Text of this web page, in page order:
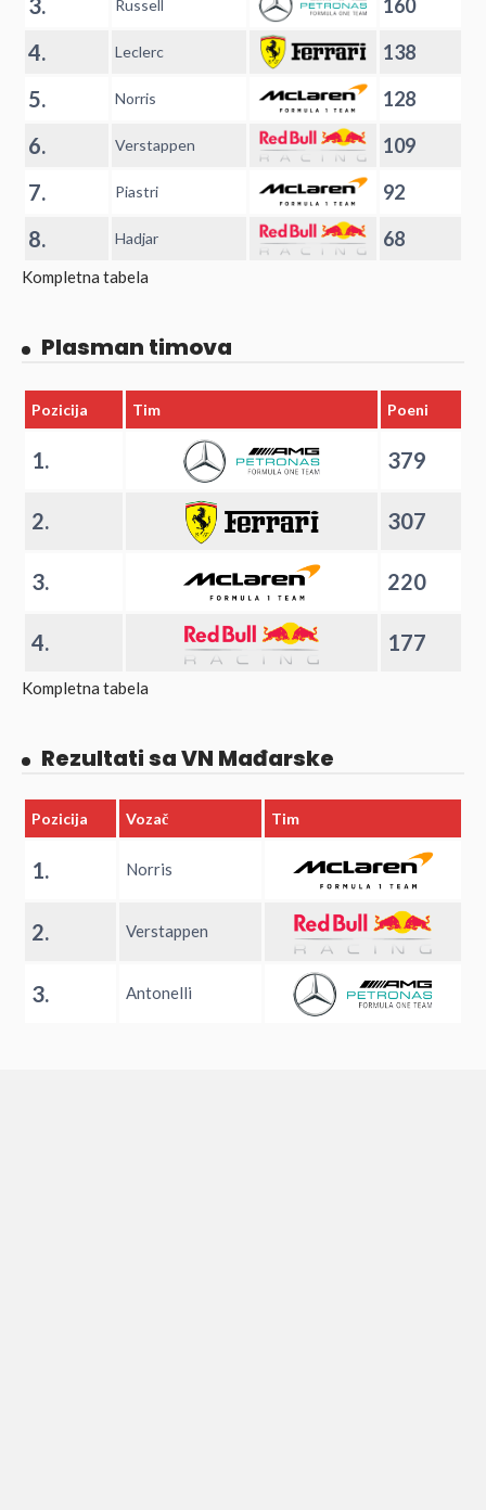
3. Russell 160
4. Leclerc 138
5. Norris 128
6. Verstappen 109
7. Piastri 92
8. Hadjar 68
Kompletna tabela
Plasman timova
Pozicija Tim Poeni
1. 379
2. 307
3. 220
4. 177
Kompletna tabela
Rezultati sa VN Mađarske
Pozicija Vozač Tim
1. Norris
2. Verstappen
3. Antonelli